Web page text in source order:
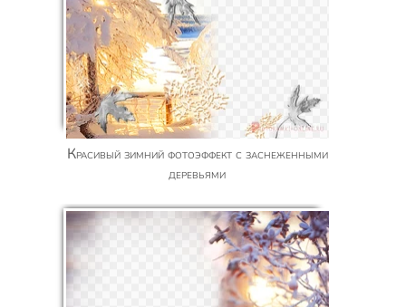
Красивый зимний фотоэффект с заснеженными
деревьями